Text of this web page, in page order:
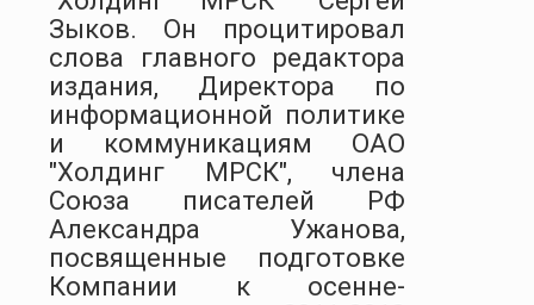
Зыков. Он процитировал
слова главного редактора
издания, Директора по
информационной политике
и коммуникациям ОАО
"Холдинг МРСК", члена
Союза писателей РФ
Александра Ужанова,
посвященные подготовке
Компании к осенне-